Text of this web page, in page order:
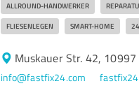
ALLROUND-HANDWERKER
FLIESENLEGEN SMART-HOME
Muskauer Str. 42,
info@fastfix24.com